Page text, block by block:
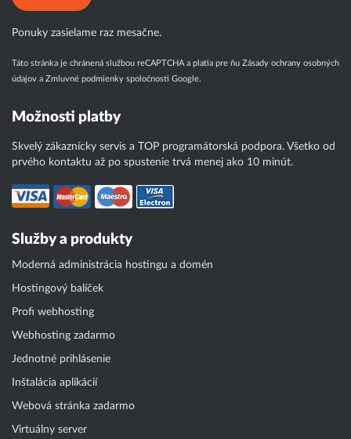
Ponuky zasielame raz mesačne.
Táto stránka je chránená službou reCAPTCHA a platia pre ňu Zásady ochrany osobných
údajov a Zmluvné podmienky spoločnosti Google.
Možnosti platby
Skvelý zákaznícky servis a TOP programátorská podpora. Všetko od
prvého kontaktu až po spustenie trvá menej ako 10 minút.
Služby a produkty
Moderná administrácia hostingu a domén
Hostingový balíček
Profi webhosting
Webhosting zadarmo
Jednotné prihlásenie
Inštalácia aplikácií
Webová stránka zadarmo
Virtuálny server